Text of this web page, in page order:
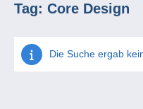
Tag: Core Design
Die Suche ergab